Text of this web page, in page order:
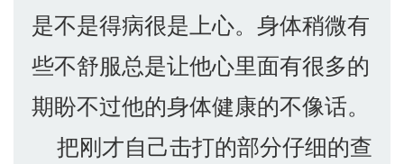
是不是得病很是上心。身体稍微有
些不舒服总是让他心里面有很多的
期盼不过他的身体健康的不像话。
把刚才自己击打的部分仔细的查